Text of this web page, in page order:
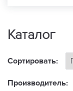
Каталог
Сортировать:
Производитель: